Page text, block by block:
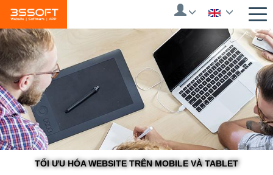
main
content
TỐI ƯU HÓA WEBSITE TRÊN MOBILE VÀ TABLET